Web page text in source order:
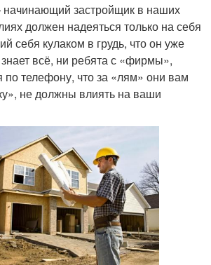
застройщик в наших
должен надеяться только на себя
себя кулаком в грудь, что он уже
всё, ни ребята с «фирмы»,
телефону, что за «лям» они вам
не должны влиять на ваши